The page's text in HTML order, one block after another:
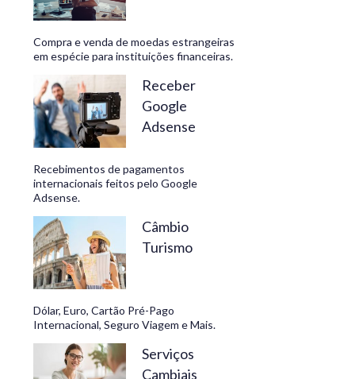
Compra e venda de moedas estrangeiras
em espécie para instituições financeiras.
Receber
Google
Adsense
Recebimentos de pagamentos
internacionais feitos pelo Google
Adsense.
Câmbio
Turismo
Dólar, Euro, Cartão Pré-Pago
Internacional, Seguro Viagem e Mais.
Serviços
Cambiais